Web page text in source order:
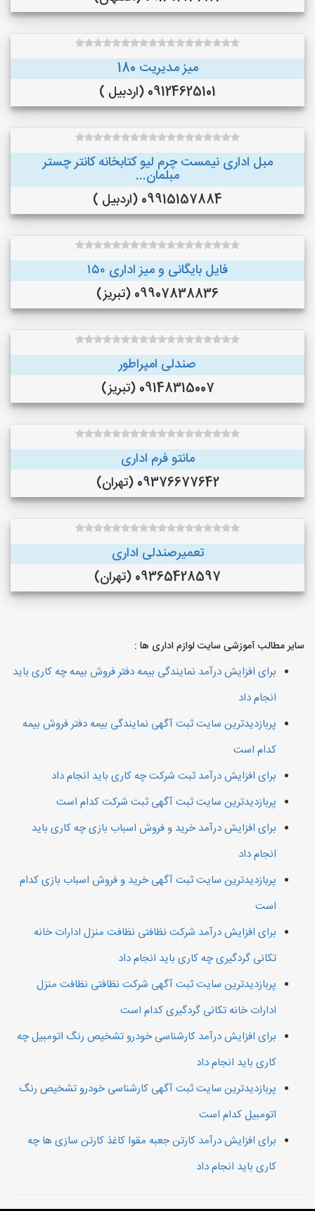
میز مدیریت 180
09124625101 (اردبیل )
مبل اداری نیمست چرم لیو کتابخانه کانتر چستر
مبلمان...
09915157884 (اردبیل )
فایل بایگانی و میز اداری ۱۵۰
09907838836 (تبریز)
صندلی امپراطور
09148315007 (تبریز)
مانتو فرم اداری
09376677642 (تهران)
تعمیرصندلی اداری
09365428597 (تهران)
سایر مطالب آموزشی سایت لوازم اداری ها :
برای افزایش درآمد نمایندگی بیمه دفتر فروش بیمه چه کاری باید
انجام داد
پربازدیدترین سایت ثبت آگهی نمایندگی بیمه دفتر فروش بیمه
کدام است
برای افزایش درآمد ثبت شرکت چه کاری باید انجام داد
پربازدیدترین سایت ثبت آگهی ثبت شرکت کدام است
برای افزایش درآمد خرید و فروش اسباب بازی چه کاری باید
انجام داد
پربازدیدترین سایت ثبت آگهی خرید و فروش اسباب بازی کدام
است
برای افزایش درآمد شرکت نظافتی نظافت منزل ادارات خانه
تکانی گردگیری چه کاری باید انجام داد
پربازدیدترین سایت ثبت آگهی شرکت نظافتی نظافت منزل
ادارات خانه تکانی گردگیری کدام است
برای افزایش درآمد کارشناسی خودرو تشخیص رنگ اتومبیل چه
کاری باید انجام داد
پربازدیدترین سایت ثبت آگهی کارشناسی خودرو تشخیص رنگ
اتومبیل کدام است
برای افزایش درآمد کارتن جعبه مقوا کاغذ کارتن سازی ها چه
کاری باید انجام داد